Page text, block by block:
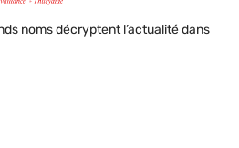
noms décryptent l’actualité dans